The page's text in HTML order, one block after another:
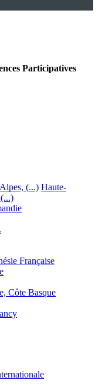
Participatives
(...) Haute-
Française
Côte Basque